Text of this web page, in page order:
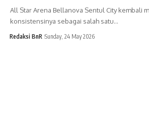
All Star Arena Bellanova Sentul City kembali
konsistensinya sebagai salah satu…
Redaksi BnR Sunday, 24 May 2026